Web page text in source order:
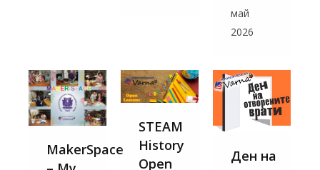
май
2026
MakerSpace
STEAM
History
Open
Ден на